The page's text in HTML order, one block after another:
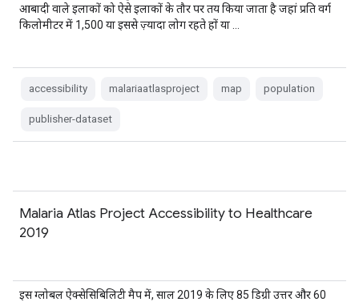
आबादी वाले इलाकों को ऐसे इलाकों के तौर पर तय किया जाता है जहां प्रति वर्ग
किलोमीटर में 1,500 या इससे ज़्यादा लोग रहते हों या …
accessibility malariaatlasproject map population
publisher-dataset
Malaria Atlas Project Accessibility to Healthcare
2019
इस ग्लोबल ऐक्सेसिबिलिटी मैप में, साल 2019 के लिए 85 डिग्री उत्तर और 60